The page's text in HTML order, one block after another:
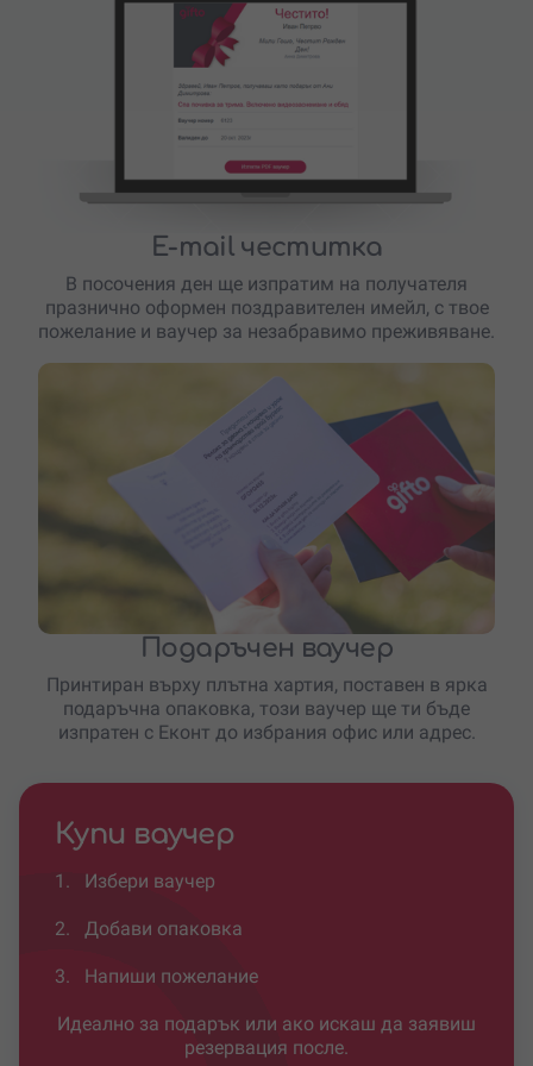
E-mail честитка
В посочения ден ще изпратим на получателя
празнично оформен поздравителен имейл, с твое
пожелание и ваучер за незабравимо преживяване.
Подаръчен ваучер
Принтиран върху плътна хартия, поставен в ярка
подаръчна опаковка, този ваучер ще ти бъде
изпратен с Еконт до избрания офис или адрес.
Купи ваучер
1. Избери ваучер
2. Добави опаковка
3. Напиши пожелание
Идеално за подарък или ако искаш да заявиш
резервация после.